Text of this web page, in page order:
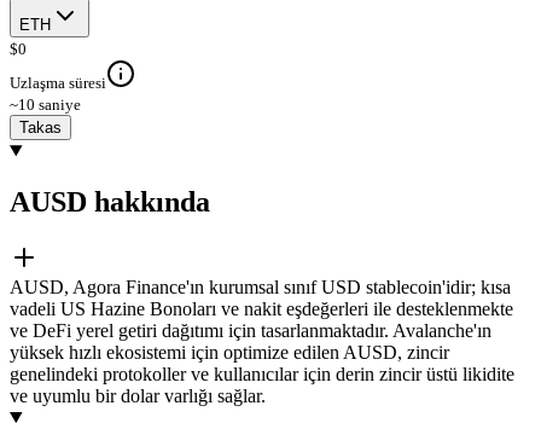
ETH
$0
Uzlaşma süresi
~10 saniye
Takas
AUSD hakkında
AUSD, Agora Finance'ın kurumsal sınıf USD stablecoin'idir; kısa
vadeli US Hazine Bonoları ve nakit eşdeğerleri ile desteklenmekte
ve DeFi yerel getiri dağıtımı için tasarlanmaktadır. Avalanche'ın
yüksek hızlı ekosistemi için optimize edilen AUSD, zincir
genelindeki protokoller ve kullanıcılar için derin zincir üstü likidite
ve uyumlu bir dolar varlığı sağlar.